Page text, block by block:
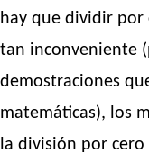
hay que dividir por
tan inconveniente
demostraciones
matemáticas), los
la división por